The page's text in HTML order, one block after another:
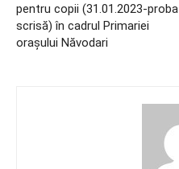
pentru copii (31.01.2023-proba
scrisă) în cadrul Primariei
orașului Năvodari